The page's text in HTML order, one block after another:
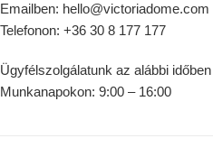
Emailben: hello@victoriadome.com
Telefonon: +36 30 8 177 177
Ügyfélszolgálatunk az alábbi
Munkanapokon: 9:00 – 16:00